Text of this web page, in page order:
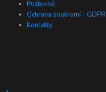
Poštovné
Ochrana soukromí - GDPR
Kontakty